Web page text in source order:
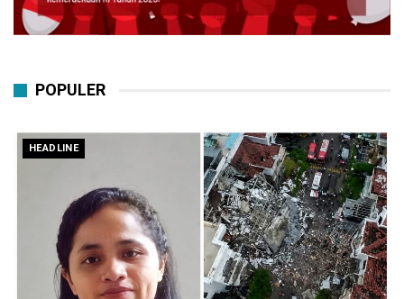
POPULER
HEADLINE